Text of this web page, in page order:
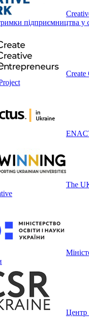
підприємництва у
Create
The
Центр